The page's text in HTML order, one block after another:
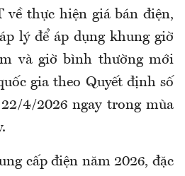
về thực hiện giá bán điện,
lý để áp dụng khung giờ
và giờ bình thường mới
gia theo Quyết định số
4/2026 ngay trong mùa
cấp điện năm 2026, đặc